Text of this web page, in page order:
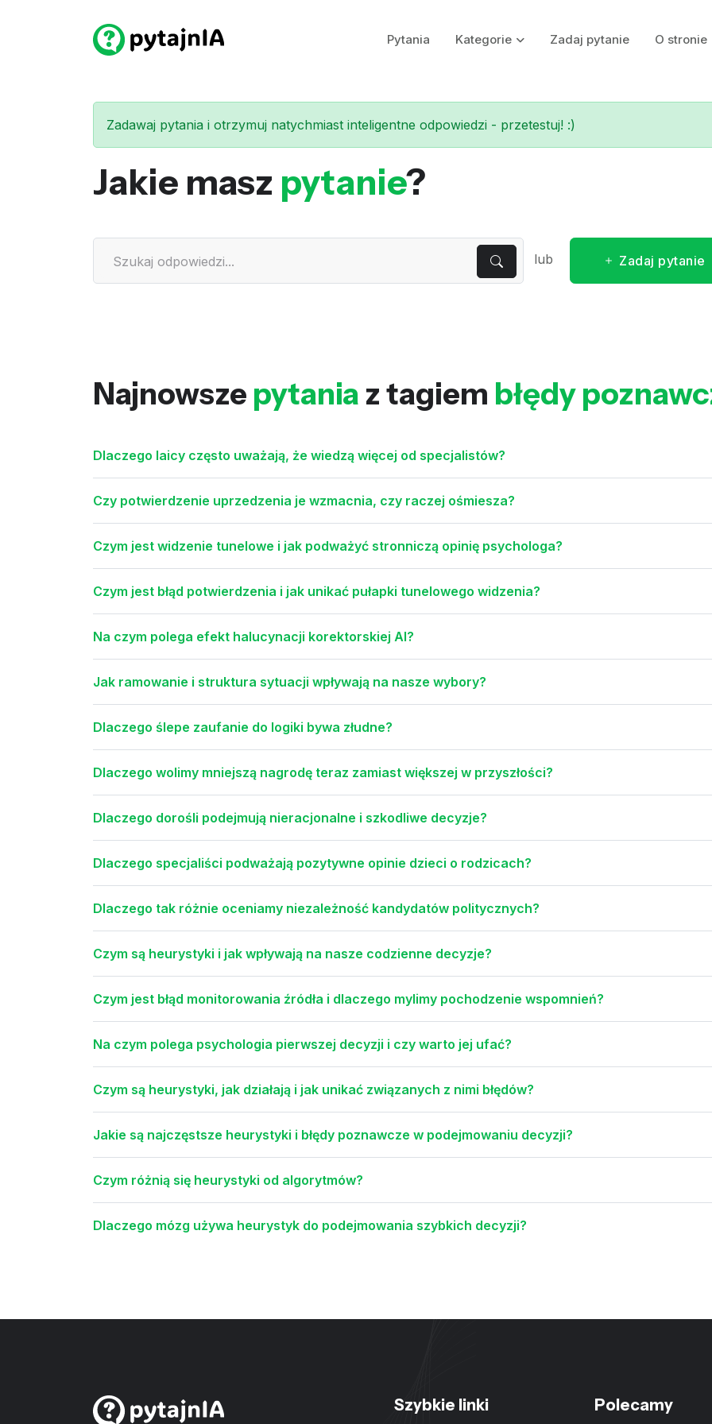
Pytania Kategorie Zadaj pytanie O stronie
Zadawaj pytania i otrzymuj natychmiast inteligentne odpowiedzi - przetestuj! :)
Jakie masz pytanie?
lub Zadaj pytanie
Najnowsze pytania z tagiem błędy
Dlaczego laicy często uważają, że wiedzą więcej od specjalistów?
Czy potwierdzenie uprzedzenia je wzmacnia, czy raczej ośmiesza?
Czym jest widzenie tunelowe i jak podważyć stronniczą opinię psychologa?
Czym jest błąd potwierdzenia i jak unikać pułapki tunelowego widzenia?
Na czym polega efekt halucynacji korektorskiej AI?
Jak ramowanie i struktura sytuacji wpływają na nasze wybory?
Dlaczego ślepe zaufanie do logiki bywa złudne?
Dlaczego wolimy mniejszą nagrodę teraz zamiast większej w przyszłości?
Dlaczego dorośli podejmują nieracjonalne i szkodliwe decyzje?
Dlaczego specjaliści podważają pozytywne opinie dzieci o rodzicach?
Dlaczego tak różnie oceniamy niezależność kandydatów politycznych?
Czym są heurystyki i jak wpływają na nasze codzienne decyzje?
Czym jest błąd monitorowania źródła i dlaczego mylimy pochodzenie wspomnień?
Na czym polega psychologia pierwszej decyzji i czy warto jej ufać?
Czym są heurystyki, jak działają i jak unikać związanych z nimi błędów?
Jakie są najczęstsze heurystyki i błędy poznawcze w podejmowaniu decyzji?
Czym różnią się heurystyki od algorytmów?
Dlaczego mózg używa heurystyk do podejmowania szybkich decyzji?
Szybkie linki Polecamy